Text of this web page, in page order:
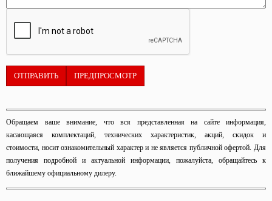
​Обращаем ваше внимание, что вся представленная на сайте информация,
касающаяся комплектаций, технических характеристик, акций, скидок и
стоимости, носит ознакомительный характер и не является публичной офертой. Для
получения подробной и актуальной информации, пожалуйста, обращайтесь к
ближайшему официальному дилеру.